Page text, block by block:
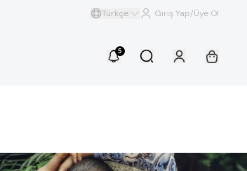
Türkçe Giriş Yap/Üye Ol
5